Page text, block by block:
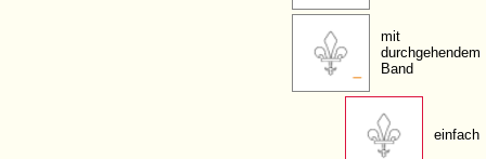
mit
durchgehendem
Band
einfach